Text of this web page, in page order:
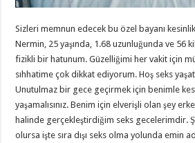
Sizleri memnun edecek bu özel bayanı
Nermin, 25 yaşında, 1.68 uzunluğunda ve 56
fizikli bir hatunum. Güzelliğimi her vakit için
sıhhatime çok dikkat ediyorum. Hoş seks
Unutulmaz bir gece geçirmek için benimle
yaşamalısınız. Benim için elverişli olan şey
halinde gerçekleştirdiğim seks gecelerimdir.
olursa işte sıra dışı seks olma yolunda emin